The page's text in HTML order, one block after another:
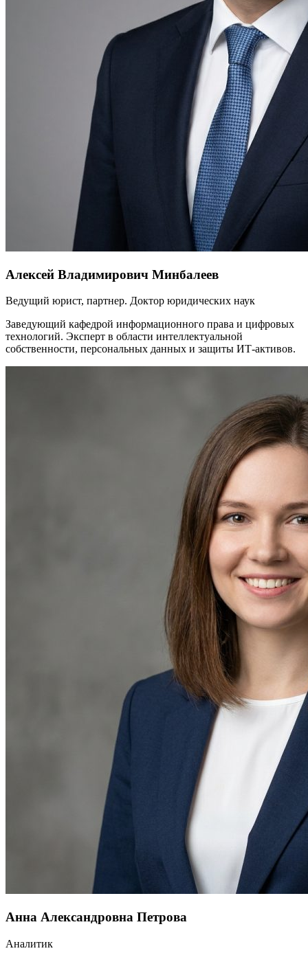
Алексей Владимирович Минбалеев
Ведущий юрист, партнер. Доктор юридических наук
Заведующий кафедрой информационного права и цифровых
технологий. Эксперт в области интеллектуальной
собственности, персональных данных и защиты ИТ-активов.
Анна Александровна Петрова
Аналитик